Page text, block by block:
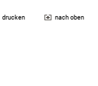
drucken nach oben